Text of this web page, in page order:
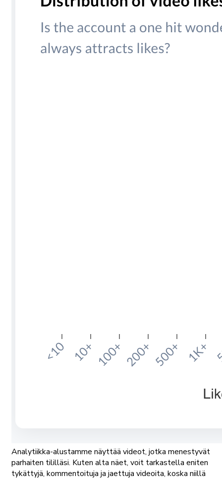
Analytiikka-alustamme näyttää videot, jotka menestyvät
parhaiten tililläsi. Kuten alta näet, voit tarkastella eniten
tykättyjä, kommentoituja ja jaettuja videoita, koska niillä